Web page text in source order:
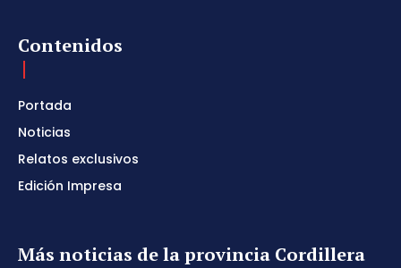
Contenidos
Portada
Noticias
Relatos exclusivos
Edición Impresa
Más noticias de la provincia Cordillera